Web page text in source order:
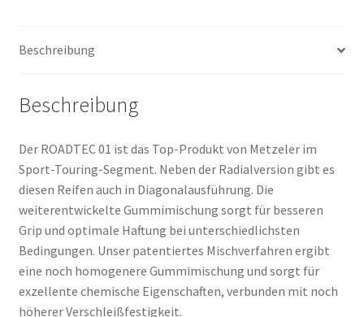
Beschreibung
Beschreibung
Der ROADTEC 01 ist das Top-Produkt von Metzeler im
Sport-Touring-Segment. Neben der Radialversion gibt es
diesen Reifen auch in Diagonalausführung. Die
weiterentwickelte Gummimischung sorgt für besseren
Grip und optimale Haftung bei unterschiedlichsten
Bedingungen. Unser patentiertes Mischverfahren ergibt
eine noch homogenere Gummimischung und sorgt für
exzellente chemische Eigenschaften, verbunden mit noch
höherer Verschleißfestigkeit.